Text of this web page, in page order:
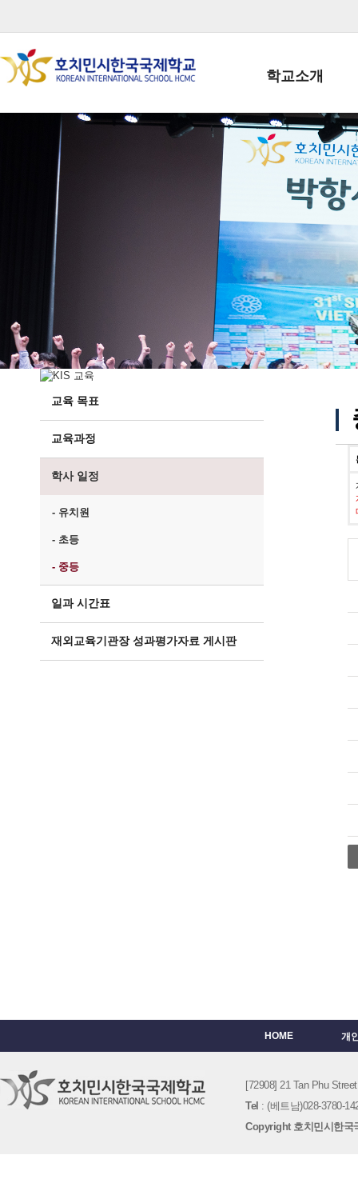
학교소개
학교장인사말
학생회장인사말
학교상징
학교 CI
교직원현황
학생현황
위치/전화
전경사진
교육 목표
교육과정
학사 일정
- 유치원
- 초등
- 중등
일과 시간표
재외교육기관장 성과평가자료 게시판
HOME 개
[72908] 21 Tan Phu
Tel : (베트남)028-3780-
Copyright 호치민시한국